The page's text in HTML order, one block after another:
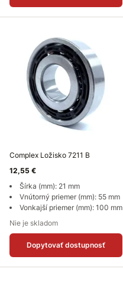
Complex Ložisko 7211 B
12,55 €
Šírka (mm): 21 mm
Vnútorný priemer (mm): 55 mm
Vonkajší priemer (mm): 100 mm
Nie je skladom
Dopytovať dostupnosť